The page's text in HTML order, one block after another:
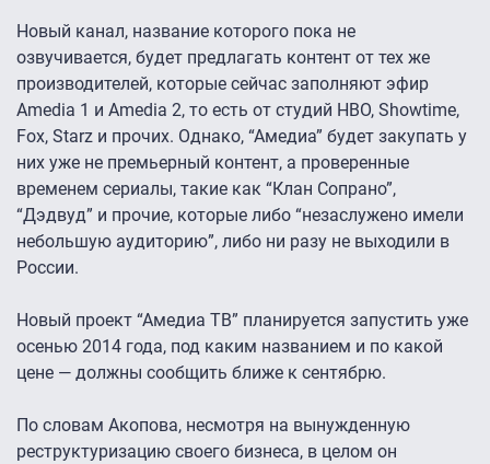
Новый канал, название которого пока не
озвучивается, будет предлагать контент от тех же
производителей, которые сейчас заполняют эфир
Amedia 1 и Amedia 2, то есть от студий HBO, Showtime,
Fox, Starz и прочих. Однако, “Амедиа” будет закупать у
них уже не премьерный контент, а проверенные
временем сериалы, такие как “Клан Сопрано”,
“Дэдвуд” и прочие, которые либо “незаслужено имели
небольшую аудиторию”, либо ни разу не выходили в
России.
Новый проект “Амедиа ТВ” планируется запустить уже
осенью 2014 года, под каким названием и по какой
цене — должны сообщить ближе к сентябрю.
По словам Акопова, несмотря на вынужденную
реструктуризацию своего бизнеса, в целом он